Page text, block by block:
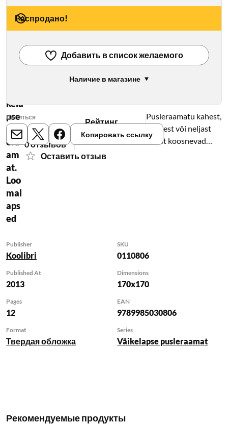
kela
pse
pusl
era
am
at.
Loo
mal
aps
ed
Рейтинг
0.0/5
0 отзывов
Оставить отзыв
Pusleraamatu kahest,
kolmest või neljast
tükist koosnevad
Распродано!
Добавить в список желаемого
Наличие в магазине
Делиться
E-mail X Meta Копировать ссылку
Publisher
Koolibri
SKU
0110806
Published At
2013
Dimensions
170x170
Pages
12
EAN
9789985030806
Format
Твердая обложка
Series
Väikelapse pusleraamat
Рекомендуемые продукты